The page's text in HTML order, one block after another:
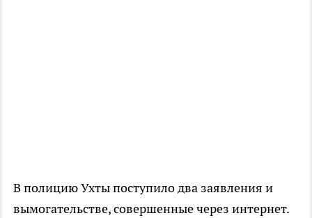
В полицию Ухты поступило два заявления и
вымогательстве, совершенные через интернет.